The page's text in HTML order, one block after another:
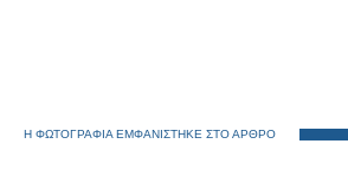
Η ΦΩΤΟΓΡΑΦΙΑ ΕΜΦΑΝΙΣΤΗΚΕ ΣΤΟ ΑΡΘΡΟ